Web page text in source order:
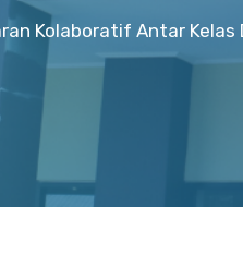
Kolaboratif Antar Kelas